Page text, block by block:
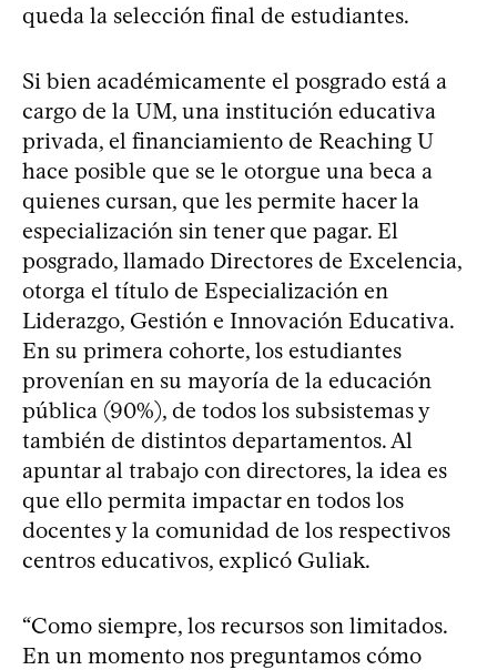
queda la selección final de estudiantes.
Si bien académicamente el posgrado está a
cargo de la UM, una institución educativa
privada, el financiamiento de Reaching U
hace posible que se le otorgue una beca a
quienes cursan, que les permite hacer la
especialización sin tener que pagar. El
posgrado, llamado Directores de Excelencia,
otorga el título de Especialización en
Liderazgo, Gestión e Innovación Educativa.
En su primera cohorte, los estudiantes
provenían en su mayoría de la educación
pública (90%), de todos los subsistemas y
también de distintos departamentos. Al
apuntar al trabajo con directores, la idea es
que ello permita impactar en todos los
docentes y la comunidad de los respectivos
centros educativos, explicó Guliak.
“Como siempre, los recursos son limitados.
En un momento nos preguntamos cómo